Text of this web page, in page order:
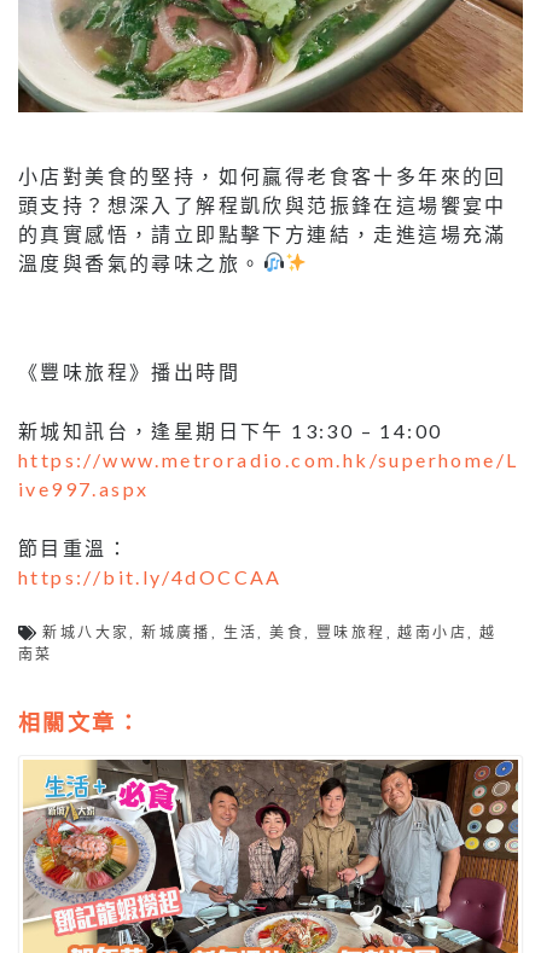
小店對美食的堅持，如何贏得老食客十多年來的回
頭支持？想深入了解程凱欣與范振鋒在這場饗宴中
的真實感悟，請立即點擊下方連結，走進這場充滿
溫度與香氣的尋味之旅。
《豐味旅程》播出時間
新城知訊台，逢星期日下午 13:30 – 14:00
https://www.metroradio.com.hk/superhome/L
ive997.aspx
節目重溫：
https://bit.ly/4dOCCAA
新城八大家 ,新城廣播 生活 ,美食 豐味旅程 ,越南小店
越
南菜
相關文章：